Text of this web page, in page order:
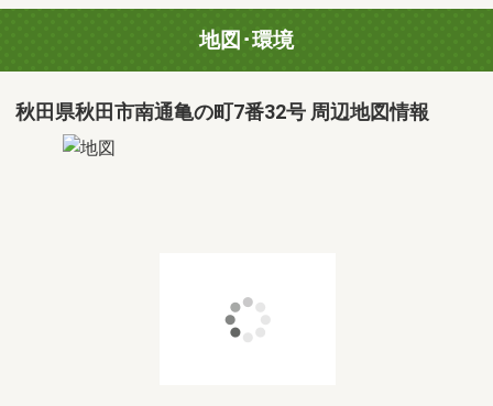
地図･環境
秋田県秋田市南通亀の町7番32号 周辺地図情報